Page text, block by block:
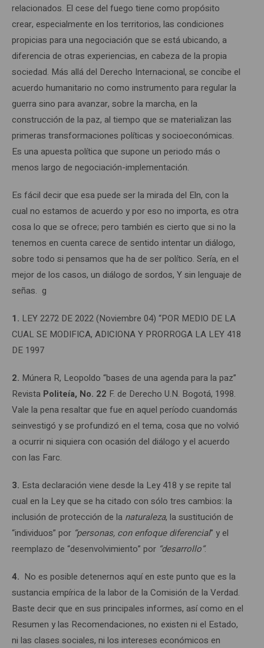
relacionados. El cese del fuego tiene como propósito
crear, especialmente en los territorios, las condiciones
propicias para una negociación que se está ubicando, a
diferencia de otras experiencias, en cabeza de la propia
sociedad. Más allá del Derecho Internacional, se concibe el
acuerdo humanitario no como instrumento para regular la
guerra sino para avanzar, sobre la marcha, en la
construcción de la paz, al tiempo que se materializan las
primeras transformaciones políticas y socioeconómicas.
Es una apuesta política que supone un periodo más o
menos largo de negociación-implementación.
Es fácil decir que esa puede ser la mirada del Eln, con la
cual no estamos de acuerdo y por eso no importa, es otra
cosa lo que se ofrece; pero también es cierto que si no la
tenemos en cuenta carece de sentido intentar un diálogo,
sobre todo si pensamos que ha de ser político. Sería, en el
mejor de los casos, un diálogo de sordos, Y sin lenguaje de
señas. g
1. LEY 2272 DE 2022 (Noviembre 04) “POR MEDIO DE LA
CUAL SE MODIFICA, ADICIONA Y PRORROGA LA LEY 418
DE 1997
2. Múnera R, Leopoldo “bases de una agenda para la paz”
Revista Politeía, No. 22 F. de Derecho U.N. Bogotá, 1998.
Vale la pena resaltar que fue en aquel período cuandomás
seinvestigó y se profundizó en el tema, cosa que no volvió
a ocurrir ni siquiera con ocasión del diálogo y el acuerdo
con las Farc.
3. Esta declaración viene desde la Ley 418 y se repite tal
cual en la Ley que se ha citado con sólo tres cambios: la
inclusión de protección de la naturaleza, la sustitución de
“individuos” por “personas, con enfoque diferencial” y el
reemplazo de “desenvolvimiento” por “desarrollo”.
4. No es posible detenernos aquí en este punto que es la
sustancia empírica de la labor de la Comisión de la Verdad.
Baste decir que en sus principales informes, así como en el
Resumen y las Recomendaciones, no existen ni el Estado,
ni las clases sociales, ni los intereses económicos en